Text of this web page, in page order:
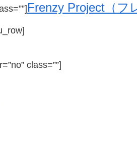
Frenzy Project（フ
class=””]